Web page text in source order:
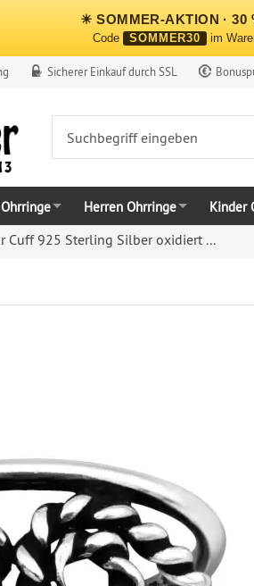
☀ SOMMER-AKTION · 30
Code SOMMER30 im
Sicherer Einkauf durch SSL
Herren Ohrringe Kinder
Cuff 925 Sterling Silber oxidiert ...